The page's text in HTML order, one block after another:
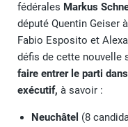
fédérales Markus
député Quentin Geiser
Fabio Esposito et
défis de cette nouvelle
faire entrer le parti
exécutif, à savoir :
Neuchâtel (8